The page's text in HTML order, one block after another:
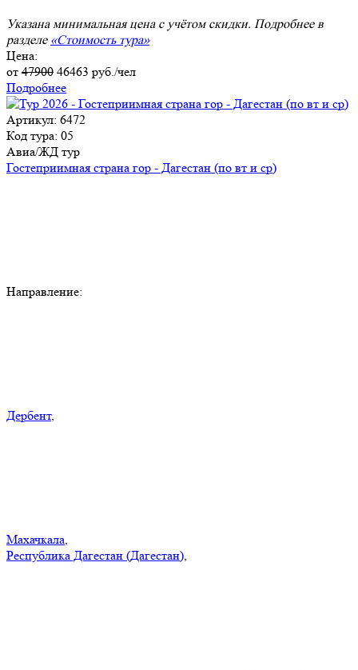
Указана минимальная цена с учётом скидки. Подробнее в
разделе «Стоимость тура»
Цена:
от 47900 46463 руб./чел
Подробнее
Артикул: 6472
Код тура: 05
Авиа/ЖД тур
Гостеприимная страна гор - Дагестан (по вт и ср)
Направление:
Дербент,
Махачкала,
Республика Дагестан (Дагестан),